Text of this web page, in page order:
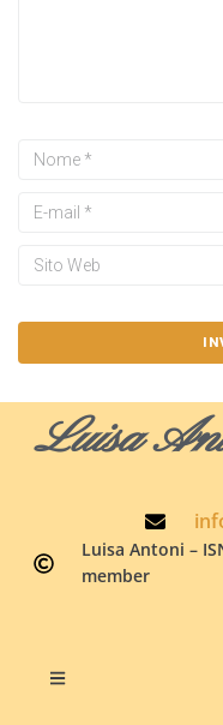
Luisa
Luisa Antoni –
member